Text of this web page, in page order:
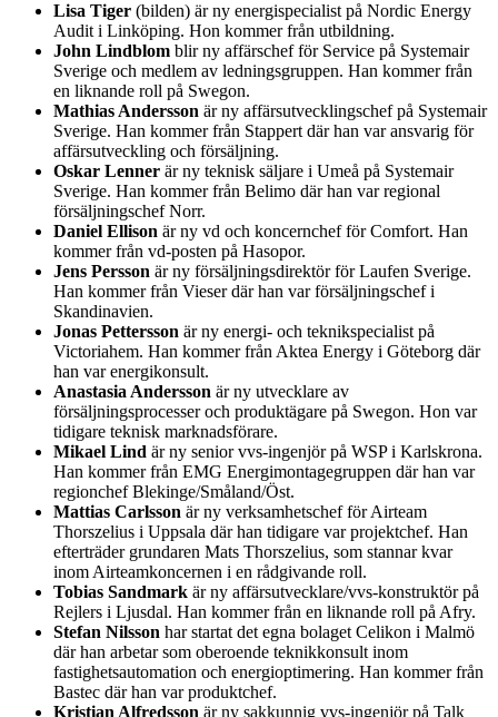
Lisa Tiger (bilden) är ny energispecialist på Nordic Energy
Audit i Linköping. Hon kommer från utbildning.
John Lindblom blir ny affärschef för Service på Systemair
Sverige och medlem av ledningsgruppen. Han kommer från
en liknande roll på Swegon.
Mathias Andersson är ny affärsutvecklingschef på Systemair
Sverige. Han kommer från Stappert där han var ansvarig för
affärsutveckling och försäljning.
Oskar Lenner är ny teknisk säljare i Umeå på Systemair
Sverige. Han kommer från Belimo där han var regional
försäljningschef Norr.
Daniel Ellison är ny vd och koncernchef för Comfort. Han
kommer från vd-posten på Hasopor.
Jens Persson är ny försäljningsdirektör för Laufen Sverige.
Han kommer från Vieser där han var försäljningschef i
Skandinavien.
Jonas Pettersson är ny energi- och teknikspecialist på
Victoriahem. Han kommer från Aktea Energy i Göteborg där
han var energikonsult.
Anastasia Andersson är ny utvecklare av
försäljningsprocesser och produktägare på Swegon. Hon var
tidigare teknisk marknadsförare.
Mikael Lind är ny senior vvs-ingenjör på WSP i Karlskrona.
Han kommer från EMG Energimontagegruppen där han var
regionchef Blekinge/Småland/Öst.
Mattias Carlsson är ny verksamhetschef för Airteam
Thorszelius i Uppsala där han tidigare var projektchef. Han
efterträder grundaren Mats Thorszelius, som stannar kvar
inom Airteamkoncernen i en rådgivande roll.
Tobias Sandmark är ny affärsutvecklare/vvs-konstruktör på
Rejlers i Ljusdal. Han kommer från en liknande roll på Afry.
Stefan Nilsson har startat det egna bolaget Celikon i Malmö
där han arbetar som oberoende teknikkonsult inom
fastighetsautomation och energioptimering. Han kommer från
Bastec där han var produktchef.
Kristian Alfredsson är ny sakkunnig vvs-ingenjör på Talk